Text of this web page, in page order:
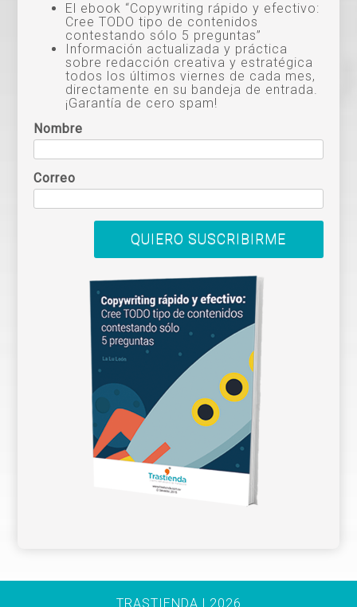
El ebook “Copywriting rápido y efectivo:
Cree TODO tipo de contenidos
contestando sólo 5 preguntas”
Información actualizada y práctica
sobre redacción creativa y estratégica
todos los últimos viernes de cada mes,
directamente en su bandeja de entrada.
¡Garantía de cero spam!
Nombre
Correo
TRASTIENDA | 2026